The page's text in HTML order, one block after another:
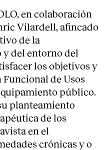
en colaboración
Vilardell, afincado
de la
del entorno del
los objetivos y
de Usos
público.
planteamiento
de los
en el
crónicas y o